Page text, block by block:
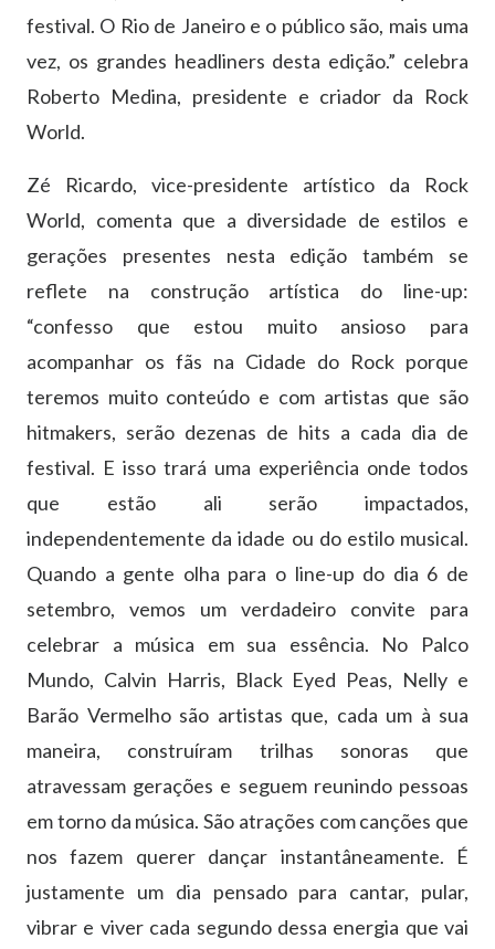
festival. O Rio de Janeiro e o público são, mais uma
vez, os grandes headliners desta edição.” celebra
Roberto Medina, presidente e criador da Rock
World.
Zé Ricardo, vice-presidente artístico da Rock
World, comenta que a diversidade de estilos e
gerações presentes nesta edição também se
reflete na construção artística do line-up:
“confesso que estou muito ansioso para
acompanhar os fãs na Cidade do Rock porque
teremos muito conteúdo e com artistas que são
hitmakers, serão dezenas de hits a cada dia de
festival. E isso trará uma experiência onde todos
que estão ali serão impactados,
independentemente da idade ou do estilo musical.
Quando a gente olha para o line-up do dia 6 de
setembro, vemos um verdadeiro convite para
celebrar a música em sua essência. No Palco
Mundo, Calvin Harris, Black Eyed Peas, Nelly e
Barão Vermelho são artistas que, cada um à sua
maneira, construíram trilhas sonoras que
atravessam gerações e seguem reunindo pessoas
em torno da música. São atrações com canções que
nos fazem querer dançar instantâneamente. É
justamente um dia pensado para cantar, pular,
vibrar e viver cada segundo dessa energia que vai